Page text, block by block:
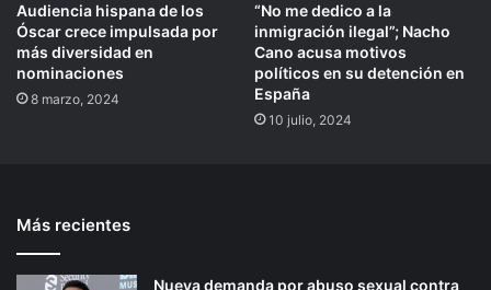
Audiencia hispana de los
Óscar crece impulsada por
más diversidad en
nominaciones
8 marzo, 2024
“No me dedico a la
inmigración ilegal”; Nacho
Cano acusa motivos
políticos en su detención en
España
10 julio, 2024
Más recientes
Nueva demanda por abuso sexual contra